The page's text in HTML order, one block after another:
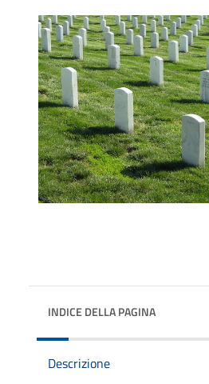
INDICE DELLA PAGINA
Descrizione